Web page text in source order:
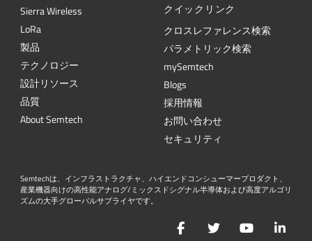
Sierra Wireless
LoRa
製品
テクノロジー
設計リソース
品質
About Semtech
クイックリンク
クロスレファレンス検索
パラメトリック検索
mySemtech
Blogs
採用情報
お問い合わせ
セキュリティ
Semtechは、インフラストラクチャ、ハイエンドコンシューマープロダクト、
産業機器向けの高性能アナログ/ミックスドシグナル半導体および高度アルゴリ
ズムの大手グローバルサプライヤです。
FacebookTwitterYouTube